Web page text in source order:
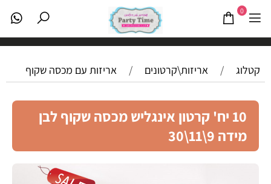
0
קטלוג / אריזות\קרטונים / אריזות עם מכסה שקוף
10 יח' קרטון אינגליש מכסה שקוף לבן
מידה 9\11\30